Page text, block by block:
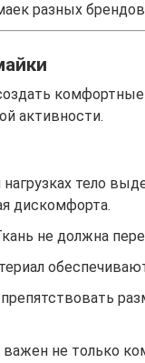
разных брендов
активности.
тело
дискомфорта.
не должна
не только